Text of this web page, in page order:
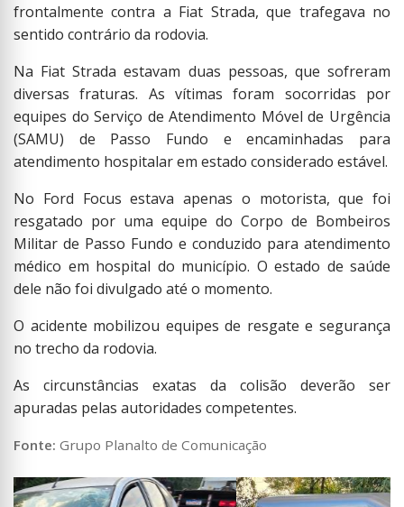
frontalmente contra a Fiat Strada, que trafegava no
sentido contrário da rodovia.
Na Fiat Strada estavam duas pessoas, que sofreram
diversas fraturas. As vítimas foram socorridas por
equipes do Serviço de Atendimento Móvel de Urgência
(SAMU) de Passo Fundo e encaminhadas para
atendimento hospitalar em estado considerado estável.
No Ford Focus estava apenas o motorista, que foi
resgatado por uma equipe do Corpo de Bombeiros
Militar de Passo Fundo e conduzido para atendimento
médico em hospital do município. O estado de saúde
dele não foi divulgado até o momento.
O acidente mobilizou equipes de resgate e segurança
no trecho da rodovia.
As circunstâncias exatas da colisão deverão ser
apuradas pelas autoridades competentes.
Fonte: Grupo Planalto de Comunicação